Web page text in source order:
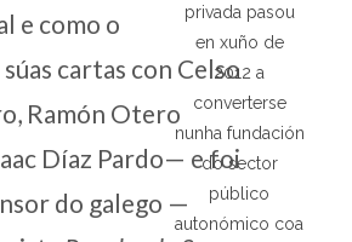
e como o
cartas con Celso
Ramón Otero
Díaz Pardo— e foi
do galego —
privada pasou
en xuño de
2012 a
converterse
nunha fundación
do sector
público
autonómico coa